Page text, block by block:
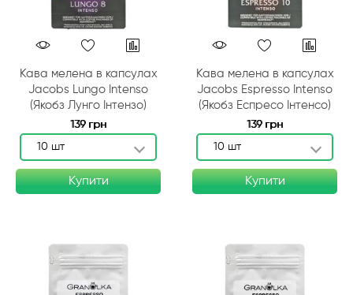
Кава мелена в капсулах
Jacobs Lungo Intenso
(Якобз Лунго Інтензо)
139 грн
10 шт
Купити
Кава мелена в капсулах
Jacobs Espresso Intenso
(Якобз Еспресо Інтенсо)
139 грн
10 шт
Купити